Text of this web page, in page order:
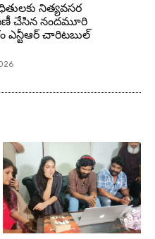
నిత్యవసర
చేసిన నందమూరి
చారిటబుల్